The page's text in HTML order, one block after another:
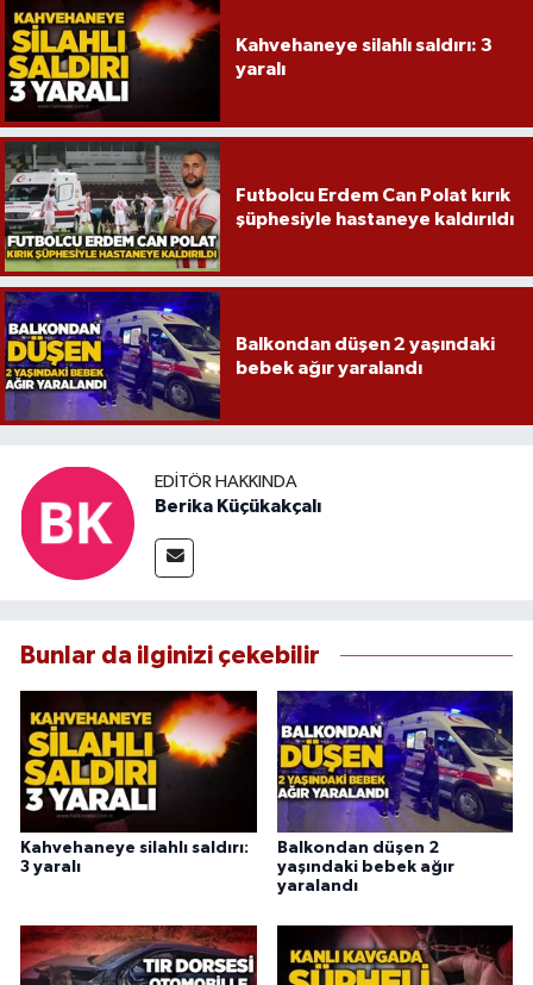
Kahvehaneye silahlı saldırı: 3
yaralı
Futbolcu Erdem Can Polat kırık
şüphesiyle hastaneye kaldırıldı
Balkondan düşen 2 yaşındaki
bebek ağır yaralandı
EDITÖR HAKKINDA
Berika Küçükakçalı
Bunlar da ilginizi çekebilir
Kahvehaneye silahlı saldırı:
3 yaralı
Balkondan düşen 2
yaşındaki bebek ağır
yaralandı